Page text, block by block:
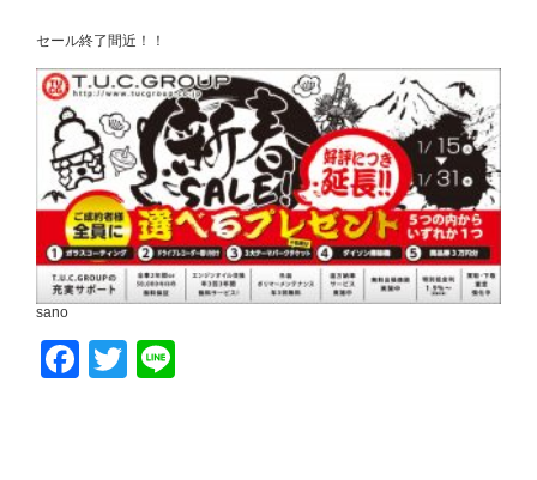
セール終了間近！！
sano
Facebook
Twitter